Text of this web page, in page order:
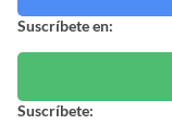
Suscríbete en:
Suscríbete: